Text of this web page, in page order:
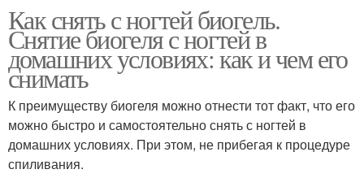
Как снять с ногтей биогель.
Снятие биогеля с ногтей в
домашних условиях: как и чем его
снимать
К преимуществу биогеля можно отнести тот факт, что его
можно быстро и самостоятельно снять с ногтей в
домашних условиях. При этом, не прибегая к процедуре
спиливания.